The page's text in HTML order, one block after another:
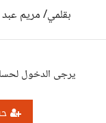
بقلمي/ مريم عبد
يرجى الدخول